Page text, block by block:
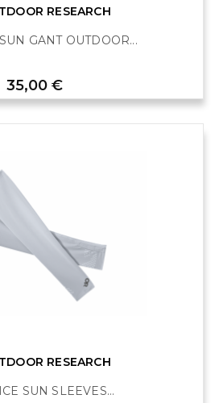
RESEARCH
GANT OUTDOOR...
Prix
35,00 €
RESEARCH
SUN SLEEVES...